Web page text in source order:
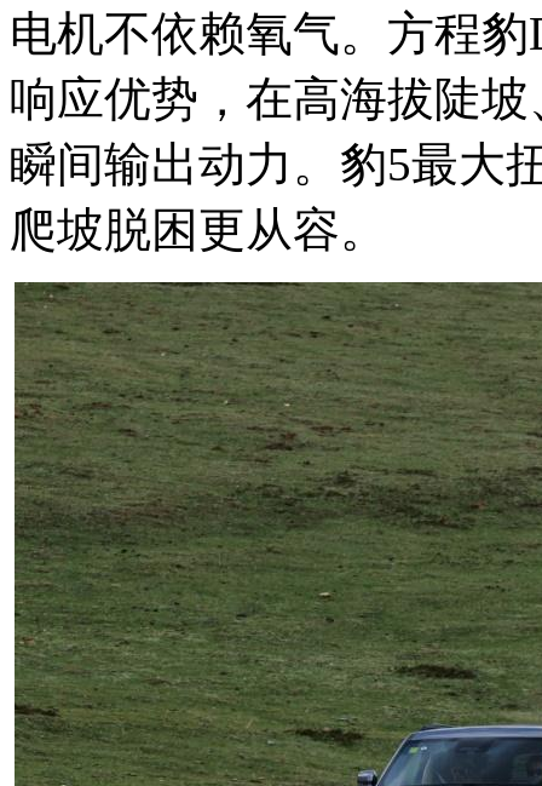
电机不依赖氧气。方程
响应优势，在高海拔陡
瞬间输出动力。豹5最大
爬坡脱困更从容。